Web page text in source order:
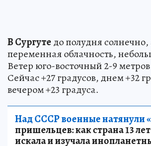
В Сургуте до полудня солнечно,
переменная облачность,
Ветер юго-восточный 2-9 метров
Сейчас +27 градусов, днем +32
вечером +23 градуса.
Над СССР военные натянули
пришельцев: как страна 13
искала и изучала